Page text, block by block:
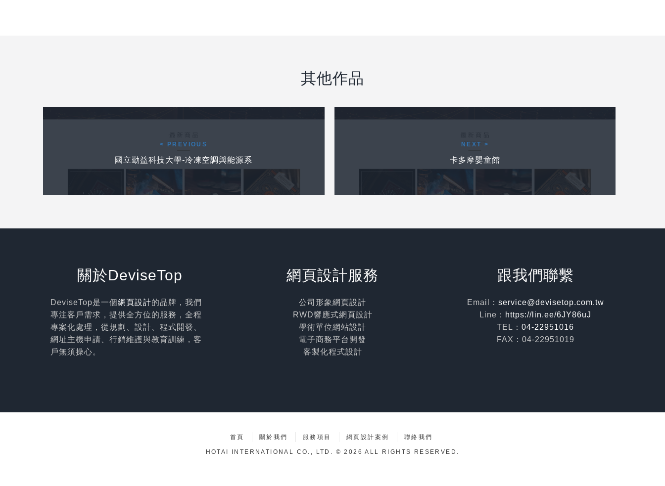
其他作品
Post navigation
前一個作品
< PREVIOUS
國立勤益科技大學-冷凍空調與能源系
下一個作品
NEXT >
卡多摩嬰童館
關於DeviseTop
DeviseTop是一個 網頁設計的品牌，我們
專注客戶需求，提供全方位的服務，全程
專案化處理，從規劃、設計、程式開發、
網址主機申請、行銷維護與教育訓練，客
戶無須操心。
網頁設計服務
公司形象網頁設計
RWD響應式網頁設計
學術單位網站設計
電子商務平台開發
客製化程式設計
跟我們聯繫
Email： service@devisetop.com.tw
Line： https://lin.ee/6JY86uJ
TEL： 04-22951016
FAX：04-22951019
首頁 關於我們 服務項目 網頁設計案例 聯絡我們
HOTAI INTERNATIONAL CO., LTD. © 2026 ALL RIGHTS RESERVED.